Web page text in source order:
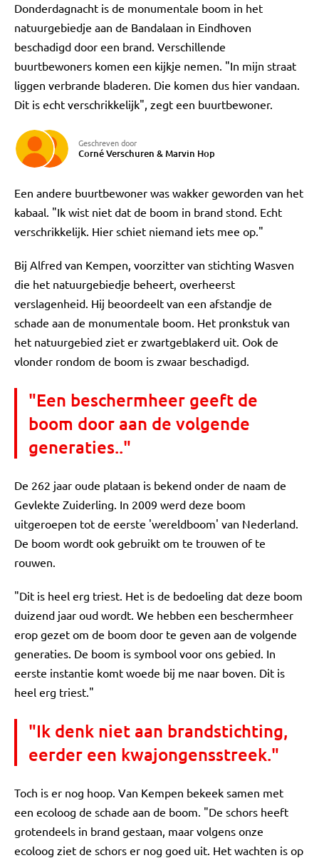
Donderdagnacht is de monumentale boom in het
natuurgebiedje aan de Bandalaan in Eindhoven
beschadigd door een brand. Verschillende
buurtbewoners komen een kijkje nemen. "In mijn straat
liggen verbrande bladeren. Die komen dus hier vandaan.
Dit is echt verschrikkelijk", zegt een buurtbewoner.
Geschreven door
Corné Verschuren &Marvin Hop
Een andere buurtbewoner was wakker geworden van het
kabaal. "Ik wist niet dat de boom in brand stond. Echt
verschrikkelijk. Hier schiet niemand iets mee op."
Bij Alfred van Kempen, voorzitter van stichting Wasven
die het natuurgebiedje beheert, overheerst
verslagenheid. Hij beoordeelt van een afstandje de
schade aan de monumentale boom. Het pronkstuk van
het natuurgebied ziet er zwartgeblakerd uit. Ook de
vlonder rondom de boom is zwaar beschadigd.
"Een beschermheer geeft de
boom door aan de volgende
generaties.."
De 262 jaar oude plataan is bekend onder de naam de
Gevlekte Zuiderling. In 2009 werd deze boom
uitgeroepen tot de eerste 'wereldboom' van Nederland.
De boom wordt ook gebruikt om te trouwen of te
rouwen.
"Dit is heel erg triest. Het is de bedoeling dat deze boom
duizend jaar oud wordt. We hebben een beschermheer
erop gezet om de boom door te geven aan de volgende
generaties. De boom is symbool voor ons gebied. In
eerste instantie komt woede bij me naar boven. Dit is
heel erg triest."
"Ik denk niet aan brandstichting,
eerder een kwajongensstreek."
Toch is er nog hoop. Van Kempen bekeek samen met
een ecoloog de schade aan de boom. "De schors heeft
grotendeels in brand gestaan, maar volgens onze
ecoloog ziet de schors er nog goed uit. Het wachten is op